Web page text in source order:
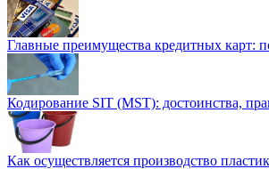
Главные преимущества кредитных карт:
Кодирование SIT (MST): достоинства,
Как осуществляется производство